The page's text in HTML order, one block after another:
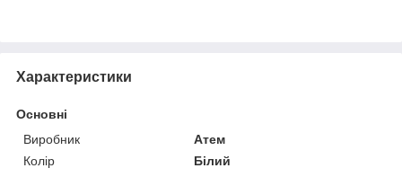
Характеристики
Основні
Виробник
Атем
Колір
Білий